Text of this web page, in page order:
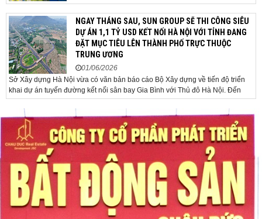
USD/ounce. Cuối ngày 2-6, giá vàng hôm nay trên thị
trường quốc tế được giao dịch ở mức 4.520
USD/ounce, tăng khoảng 35 USD/ounce so với buổi
sáng. Trong phiên, có thời điểm giá vàng...
NGAY THÁNG SAU, SUN GROUP SẼ THI CÔNG SIÊU
DỰ ÁN 1,1 TỶ USD KẾT NỐI HÀ NỘI VỚI TỈNH ĐANG
ĐẶT MỤC TIÊU LÊN THÀNH PHỐ TRỰC THUỘC
TRUNG ƯƠNG
01/06/2026
Sở Xây dựng Hà Nội vừa có văn bản báo cáo Bộ Xây dựng về tiến độ triển
khai dự án tuyến đường kết nối sân bay Gia Bình với Thủ đô Hà Nội. Đến
nay, công tác giải phóng mặt bằng và chuẩn bị đầu tư của dự án đã ghi nhận
nhiều kết...